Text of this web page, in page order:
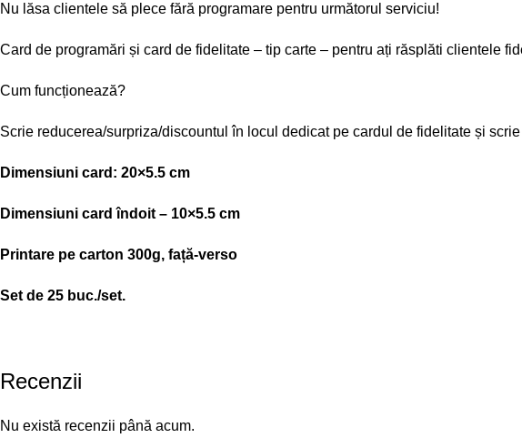
Nu lăsa clientele să plece fără programare pentru următorul serviciu!
Card de programări și card de fidelitate – tip carte – pentru ați răsplăti clientele
Cum funcționează?
Scrie reducerea/surpriza/discountul în locul dedicat pe cardul de fidelitate și
Dimensiuni card: 20×5.5 cm
Dimensiuni card îndoit – 10×5.5 cm
Printare pe carton 300g, față-verso
Set de 25 buc./set.
Recenzii
Nu există recenzii până acum.